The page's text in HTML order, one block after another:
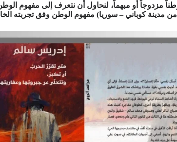
مدينة كوباني – سوريا) مفهوم الوطن وفق تجربته